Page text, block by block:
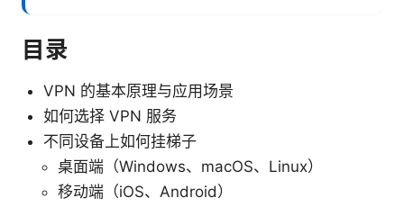
目录
VPN 的基本原理与应用场景
如何选择 VPN 服务
不同设备上如何挂梯子
桌面端（Windows、macOS、Linux）
移动端（iOS、Android）